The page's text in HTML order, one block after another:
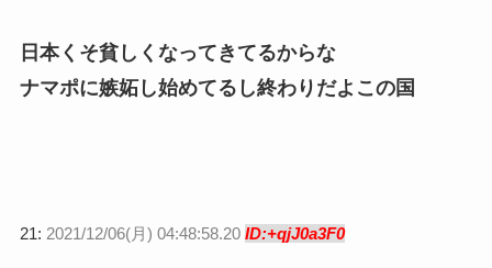
日本くそ貧しくなってきてるからな
ナマポに嫉妬し始めてるし終わりだよこの国
21: 2021/12/06(月) 04:48:58.20 ID:+qjJ0a3F0